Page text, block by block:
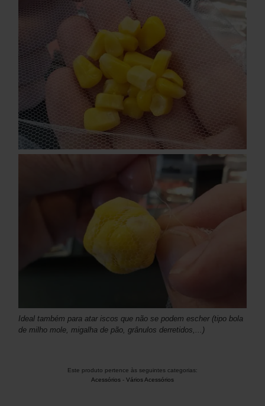
Ideal também para atar iscos que não se podem escher (tipo bola
de milho mole, migalha de pão, grânulos derretidos,...)
Este produto pertence às seguintes categorias:
Acessórios - Vários Acessórios